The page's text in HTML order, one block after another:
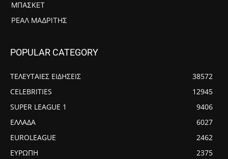
ΜΠΆΣΚΕΤ
ΡΕΆΛ ΜΑΔΡΊΤΗΣ
POPULAR CATEGORY
ΤΕΛΕΥΤΑΙΕΣ ΕΙΔΗΣΕΙΣ
38572
CELEBRITIES
12945
SUPER LEAGUE 1
9406
ΕΛΛΑΔΑ
6027
EUROLEAGUE
2462
ΕΥΡΩΠΗ
2375